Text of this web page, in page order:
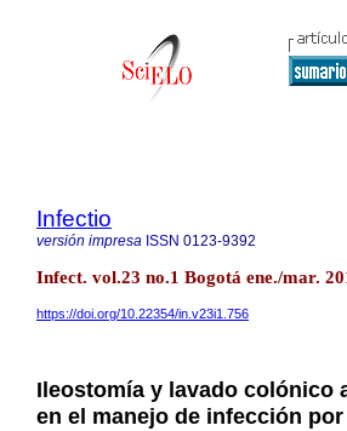
Infectio
versión impresa ISSN 0123-9392
Infect. vol.23 no.1 Bogotá ene./mar.
https://doi.org/10.22354/in.v23i1.756
Ileostomía y lavado colónico
en el manejo de infección por